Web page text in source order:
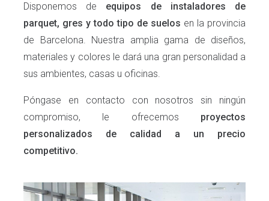
Disponemos de equipos de instaladores de
parquet, gres y todo tipo de suelos en la provincia
de Barcelona. Nuestra amplia gama de diseños,
materiales y colores le dará una gran personalidad a
sus ambientes, casas u oficinas.
Póngase en contacto con nosotros sin ningún
compromiso, le ofrecemos proyectos
personalizados de calidad a un precio
competitivo.